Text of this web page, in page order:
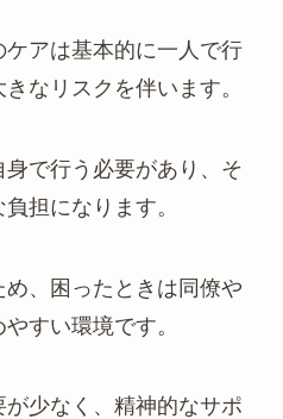
アは基本的に一人で行
なリスクを伴います。
で行う必要があり、そ
担になります。
、困ったときは同僚や
すい環境です。
少なく、精神的なサポ